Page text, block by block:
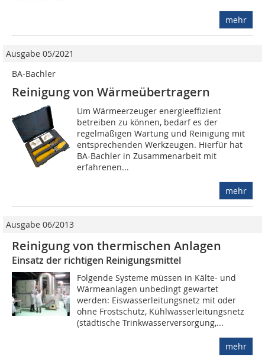
mehr
Ausgabe 05/2021
BA-Bachler
Reinigung von Wärmeübertragern
Um Wärmeerzeuger energieeffizient
betreiben zu können, bedarf es der
regelmäßigen Wartung und Reinigung mit
entsprechenden Werkzeugen. Hierfür hat
BA-Bachler in Zusammenarbeit mit
erfahrenen...
mehr
Ausgabe 06/2013
Reinigung von thermischen Anlagen
Einsatz der richtigen Reinigungsmittel
Folgende Systeme müssen in Kälte- und
Wärmeanlagen unbedingt gewartet
werden: Eiswasserleitungsnetz mit oder
ohne Frostschutz, Kühlwasserleitungsnetz
(städtische Trinkwasserversorgung,...
mehr